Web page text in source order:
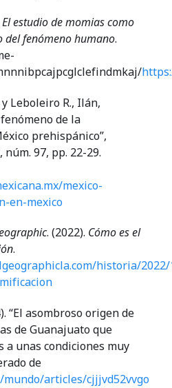
El estudio de momias como
del fenómeno humano.
Leboleiro R., Ilán,
de la
prehispánico”,
, núm. 97, pp. 22-29.
mexico-
en-mexico
. (2022). Cómo es el
.
historia/2022/
“El asombroso origen de
de Guanajuato que
a unas condiciones muy
de
mundo/articles/cjjjvd52vvgo